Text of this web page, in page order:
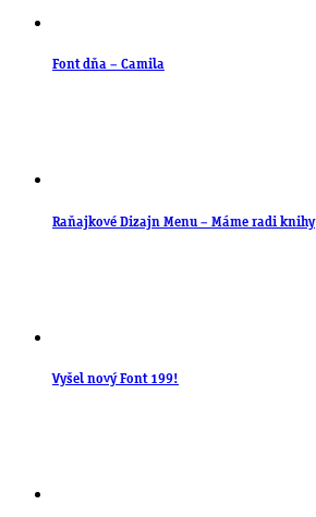
Font dňa – Camila
Raňajkové Dizajn Menu – Máme radi knihy
Vyšel nový Font 199!